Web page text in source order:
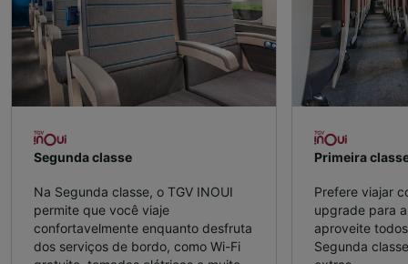
Segunda classe
Na Segunda classe, o TGV INOUI
permite que você viaje
confortavelmente enquanto desfruta
dos serviços de bordo, como Wi-Fi
Primeira
Prefere viajar
upgrade para
aproveite
Segunda